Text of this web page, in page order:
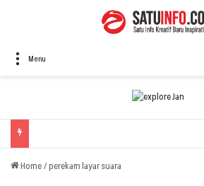
Menu
Home/perekam layar suara